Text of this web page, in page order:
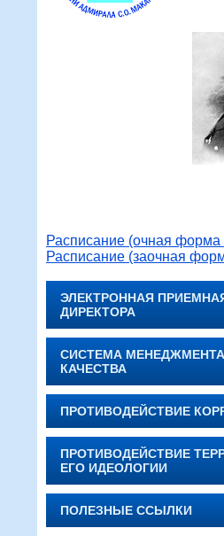
Расписание (очная форма
Расписание (заочная
ЭЛЕКТРОННАЯ
ДИРЕКТОРА
СИСТЕМА МЕНЕДЖМЕНТА
КАЧЕСТВА
ПРОТИВОДЕЙСТВИЕ
ПРОТИВОДЕЙСТВИЕ
ЕГО ИДЕОЛОГИИ
ПОЛЕЗНЫЕ ССЫЛКИ